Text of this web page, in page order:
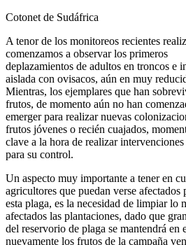
Cotonet de Sudáfrica
A tenor de los monitoreos recientes
comenzamos a observar los primeros
deplazamientos de adultos en troncos e
aislada con ovisacos, aún en muy
Mientras, los ejemplares que han
frutos, de momento aún no han
emerger para realizar nuevas
frutos jóvenes o recién cuajados,
clave a la hora de realizar
para su control.
Un aspecto muy importante a tener en
agricultores que puedan verse afectados
esta plaga, es la necesidad de limpiar lo
afectados las plantaciones, dado que
del reservorio de plaga se mantendrá en
nuevamente los frutos de la campaña